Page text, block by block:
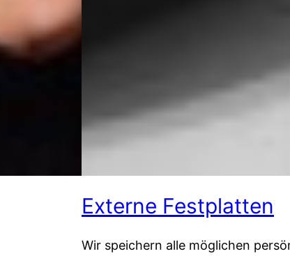
Externe Festplatten
Wir speichern alle möglichen